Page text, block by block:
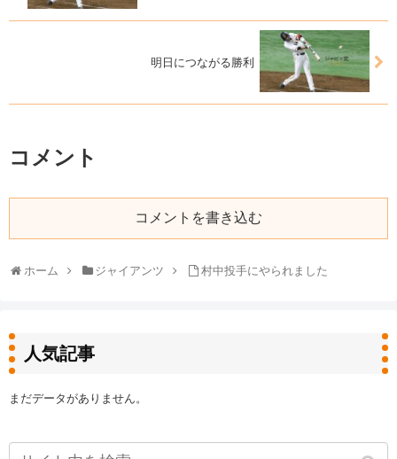
明日につながる勝利
コメント
コメントを書き込む
ホーム ジャイアンツ 村中投手にやられました
人気記事
まだデータがありません。